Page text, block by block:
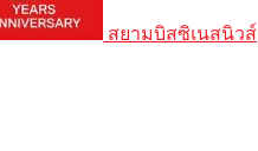
สยามบิสซิเนสนิวส์